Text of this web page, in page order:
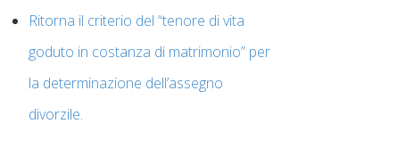
Ritorna il criterio del “tenore di vita
goduto in costanza di matrimonio” per
la determinazione dell’assegno
divorzile.